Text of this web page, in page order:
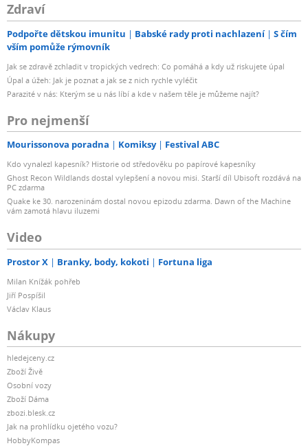
Zdraví
Podpořte dětskou imunitu Babské rady proti nachlazení
S čím
vším pomůže rýmovník
Jak se zdravě zchladit v tropických vedrech: Co pomáhá a kdy už riskujete úpal
Úpal a úžeh: Jak je poznat a jak se z nich rychle vyléčit
Parazité v nás: Kterým se u nás líbí a kde v našem těle je můžeme najít?
Pro nejmenší
Mourissonova poradna Komiksy Festival ABC
Kdo vynalezl kapesník? Historie od středověku po papírové kapesníky
Ghost Recon Wildlands dostal vylepšení a novou misi. Starší díl Ubisoft rozdává na
PC zdarma
Quake ke 30. narozeninám dostal novou epizodu zdarma. Dawn of the Machine
vám zamotá hlavu iluzemi
Video
Prostor X Branky, body, kokoti Fortuna liga
Milan Knížák pohřeb
Jiří Pospíšil
Václav Klaus
Nákupy
hledejceny.cz
Zboží Živě
Osobní vozy
Zboží Dáma
zbozi.blesk.cz
Jak na prohlídku ojetého vozu?
HobbyKompas